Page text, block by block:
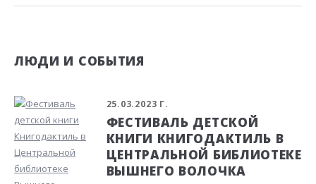
ЛЮДИ И СОБЫТИЯ
25.03.2023 Г.
ФЕСТИВАЛЬ ДЕТСКОЙ
КНИГИ КНИГОДАКТИЛЬ В
ЦЕНТРАЛЬНОЙ БИБЛИОТЕКЕ
ВЫШНЕГО ВОЛОЧКА